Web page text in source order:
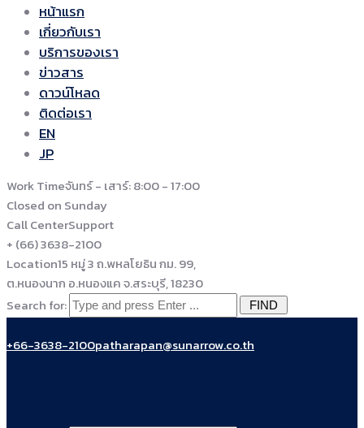
หน้าแรก
เกี่ยวกับเรา
บริการของเรา
ข่าวสาร
ดาวน์โหลด
ติดต่อเรา
EN
JP
Work Timeจันทร์ - เสาร์: 8:00 - 17:00
Closed on Sunday
Call CenterSupport
+ (66) 3638-2100
Location15 หมู่ 3 ถ.พหลโยธิน กม. 99,
ต.หนองนาก อ.หนองแค จ.สระบุรี, 18230
Search for:
+66-3638-2100patharapan@sunarrow.co.th